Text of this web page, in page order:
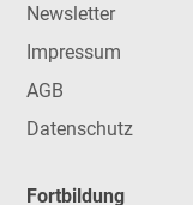
Newsletter
Impressum
AGB
Datenschutz
Fortbildung